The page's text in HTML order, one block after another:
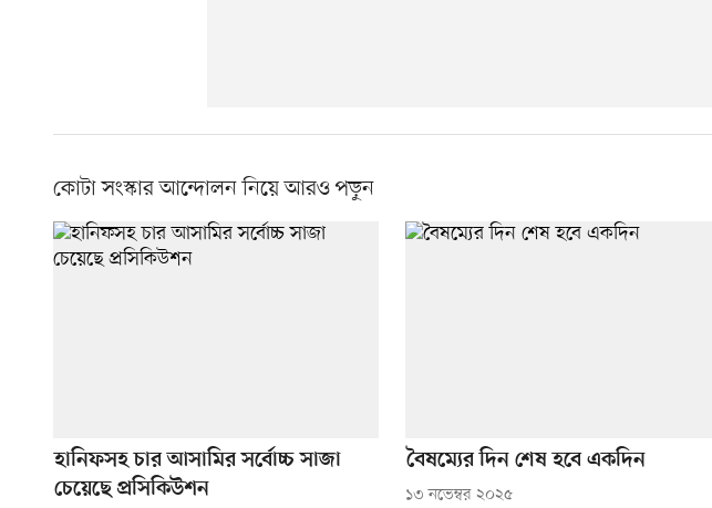
কোটা সংস্কার আন্দোলন নিয়ে আরও পড়ুন
হানিফসহ চার আসামির সর্বোচ্চ সাজা
চেয়েছে প্রসিকিউশন
বৈষম্যের দিন শেষ হবে একদিন
১৩ নভেম্বর ২০২৫